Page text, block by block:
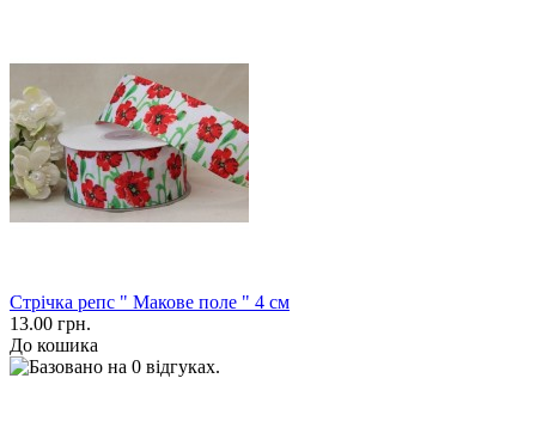
Стрічка репс " Макове поле " 4 см
13.00 грн.
До кошика